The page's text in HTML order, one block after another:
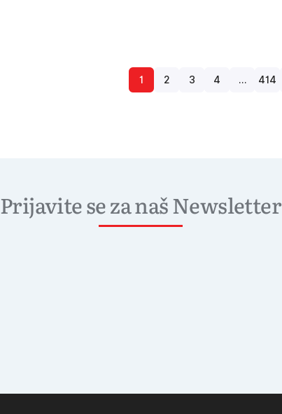
1 2 3 4 … 414
Prijavite se za naš Newsletter